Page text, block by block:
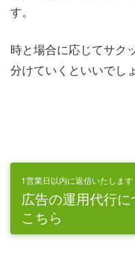
す。
時と場合に応じてサク
分けていくといいでし
1営業日以内に返信いたします
広告の運用代行
こちら